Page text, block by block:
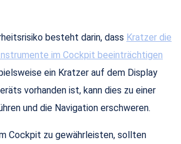
besteht darin, dass Kratzer die
im Cockpit beeinträchtigen
ein Kratzer auf dem Display
vorhanden ist, kann dies zu einer
und die Navigation erschweren.
Cockpit zu gewährleisten, sollten